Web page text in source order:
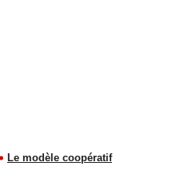
Le modèle coopératif